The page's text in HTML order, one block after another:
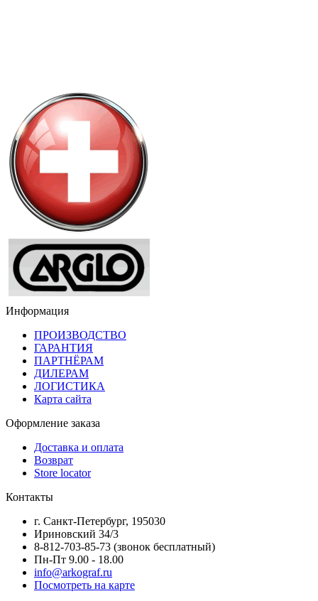
Информация
ПРОИЗВОДСТВО
ГАРАНТИЯ
ПАРТНЁРАМ
ДИЛЕРАМ
ЛОГИСТИКА
Карта сайта
Оформление заказа
Доставка и оплата
Возврат
Store locator
Контакты
г. Санкт-Петербург, 195030
Ириновский 34/3
8-812-703-85-73 (звонок бесплатный)
Пн-Пт 9.00 - 18.00
info@arkograf.ru
Посмотреть на карте